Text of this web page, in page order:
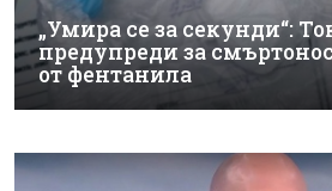
„Умира се за секунди“:
предупреди за
от фентанила